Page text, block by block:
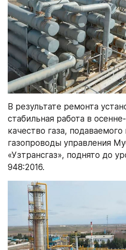
В результате ремонта
стабильная работа в
качество газа,
газопроводы управления
«Узтрансгаз», поднято до
948:2016.